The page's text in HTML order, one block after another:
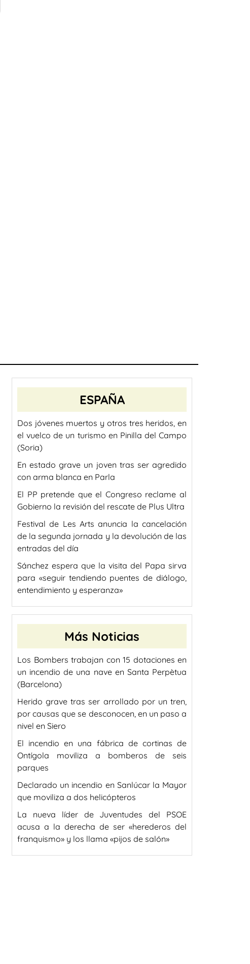
ESPAÑA
Dos jóvenes muertos y otros tres heridos, en
el vuelco de un turismo en Pinilla del Campo
(Soria)
En estado grave un joven tras ser agredido
con arma blanca en Parla
El PP pretende que el Congreso reclame al
Gobierno la revisión del rescate de Plus Ultra
Festival de Les Arts anuncia la cancelación
de la segunda jornada y la devolución de las
entradas del día
Sánchez espera que la visita del Papa sirva
para «seguir tendiendo puentes de diálogo,
entendimiento y esperanza»
Más Noticias
Los Bombers trabajan con 15 dotaciones en
un incendio de una nave en Santa Perpètua
(Barcelona)
Herido grave tras ser arrollado por un tren,
por causas que se desconocen, en un paso a
nivel en Siero
El incendio en una fábrica de cortinas de
Ontígola moviliza a bomberos de seis
parques
Declarado un incendio en Sanlúcar la Mayor
que moviliza a dos helicópteros
La nueva líder de Juventudes del PSOE
acusa a la derecha de ser «herederos del
franquismo» y los llama «pijos de salón»